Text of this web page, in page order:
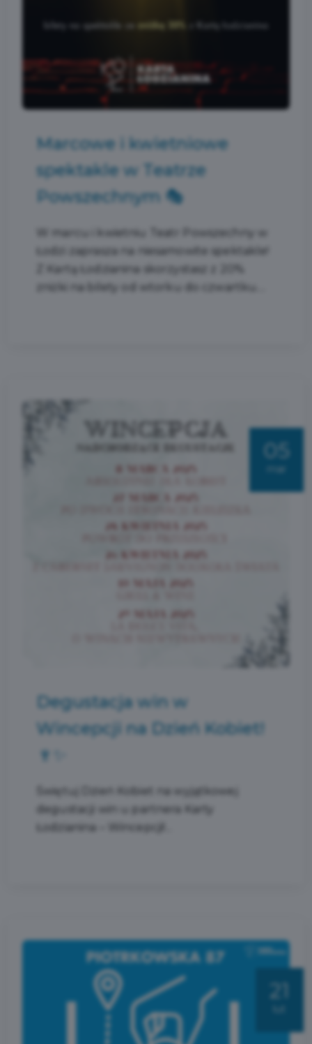
Marcowe i kwietniowe
spektakle w Teatrze
Powszechnym 🎭
W marcu i kwietniu Teatr Powszechny w
Łodzi zaprasza na niesamowite spektakle!
Z Kartą Łodzianina skorzystasz z 20%
zniżki na bilety od wtorku do czwartku....
05
mar
Degustacja win w
Wincepcji na Dzień Kobiet!
🍷✨
Świętuj Dzień Kobiet na wyjątkowej
degustacji win u partnera Karty
Łodzianina – Wincepcji!...
21